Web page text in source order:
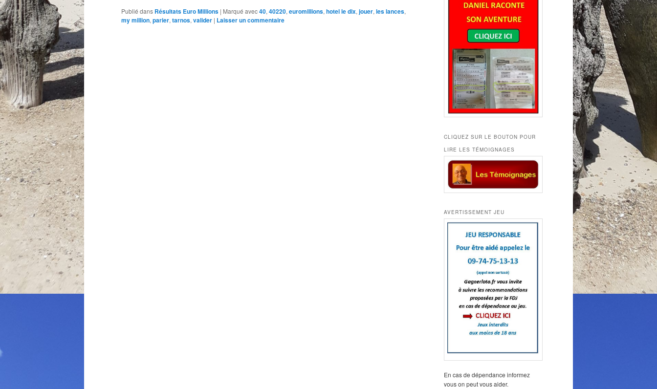
Publié dans Résultats Euro Millions | Marqué avec40, 40220, euromillions, hotel le dix, jouer, les lances,
my million, parier, tarnos, valider | Laisser un commentaire
CLIQUEZ SUR LE BOUTON POUR
LIRE LES TÉMOIGNAGES
AVERTISSEMENT JEU
En cas de dépendance informez
vous on peut vous aider.